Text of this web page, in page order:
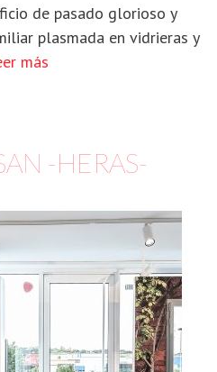
de pasado glorioso y
plasmada en vidrieras y
más
-HERAS-